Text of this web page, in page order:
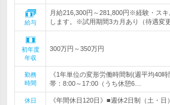
給与
月給216,300円～281,800円※経験・ス
します。※試用期間3カ月あり（待遇変更
初年度
年収
300万円～350万円
勤務
時間
《1年単位の変形労働時間制(週平均40
帯：8:00～17:00（うち休憩6…
休日
《年間休日120日》■週休2日制（土・